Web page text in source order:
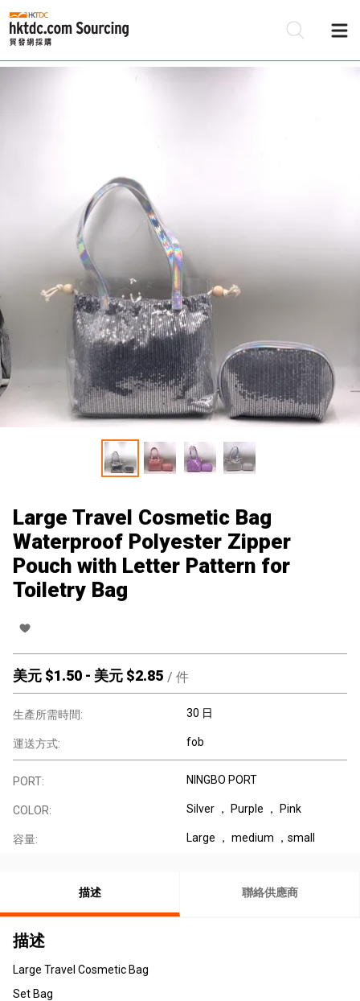
Large Travel Cosmetic Bag
Waterproof Polyester Zipper
Pouch with Letter Pattern for
Toiletry Bag
美元 $1.50 - 美元 $2.85 / 件
生產所需時間: 30 日
運送方式: fob
PORT: NINGBO PORT
COLOR: Silver ， Purple ， Pink
容量: Large ， medium ，small
描述 聯絡供應商
描述
Large Travel Cosmetic Bag
Set Bag